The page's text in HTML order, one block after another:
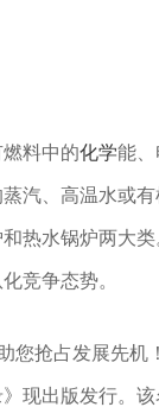
料中的化学能
汽、高温水或
热水锅炉两大
竞争态势。
您抢占发展先机
现出版发行。